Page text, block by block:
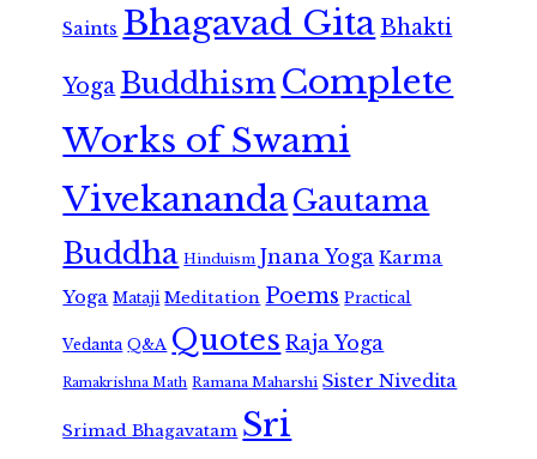
Saints Bhagavad GitaBhakti
Yoga Buddhism Complete
Works of Swami
VivekanandaGautama
Buddha Hinduism Jnana Yoga Karma
Yoga Mataji Meditation Poems Practical
Vedanta Q&A Quotes Raja Yoga
Ramakrishna Math Ramana Maharshi Sister Nivedita
Srimad Bhagavatam Sri